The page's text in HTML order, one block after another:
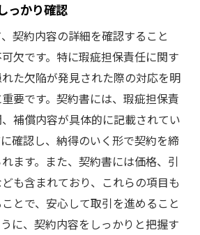
っかり確認
契約内容の詳細を確認すること
欠です。特に瑕疵担保責任に関す
た欠陥が発見された際の対応を明
要です。契約書には、瑕疵担保責
補償内容が具体的に記載されてい
確認し、納得のいく形で契約を締
ます。また、契約書には価格、引
も含まれており、これらの項目も
とで、安心して取引を進めること
に、契約内容をしっかりと把握す